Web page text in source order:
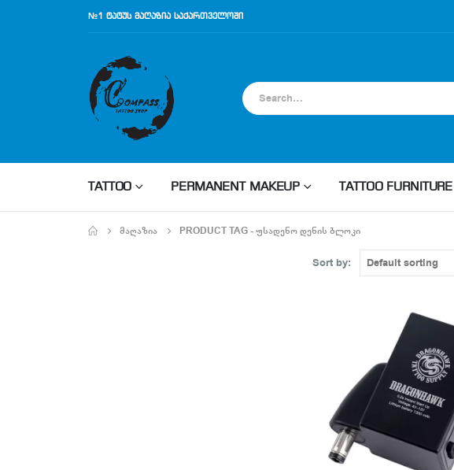
№1 ტატუს მაღაზია საქართველოში
TATTOO PERMANENT MAKEUP TATTOO FURNITURE
ᲛᲐᲦᲐᲖᲘᲐ PRODUCT TAG -ᲣᲡᲐᲓᲔᲜᲝ ᲓᲔᲜᲘᲡ ᲑᲚᲝᲙᲘ
Sort by: